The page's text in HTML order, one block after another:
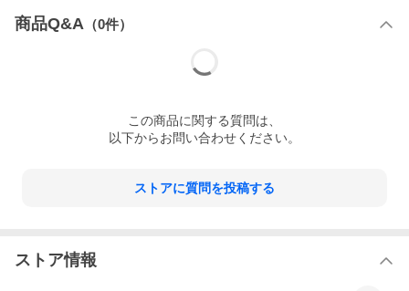
商品Q&A （0件）
この商品に関する質問は、
以下からお問い合わせください。
ストアに質問を投稿する
ストア情報